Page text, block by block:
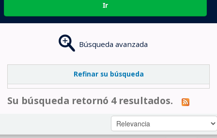
Ir
Búsqueda avanzada
Refinar su búsqueda
Su búsqueda retornó 4 resultados.